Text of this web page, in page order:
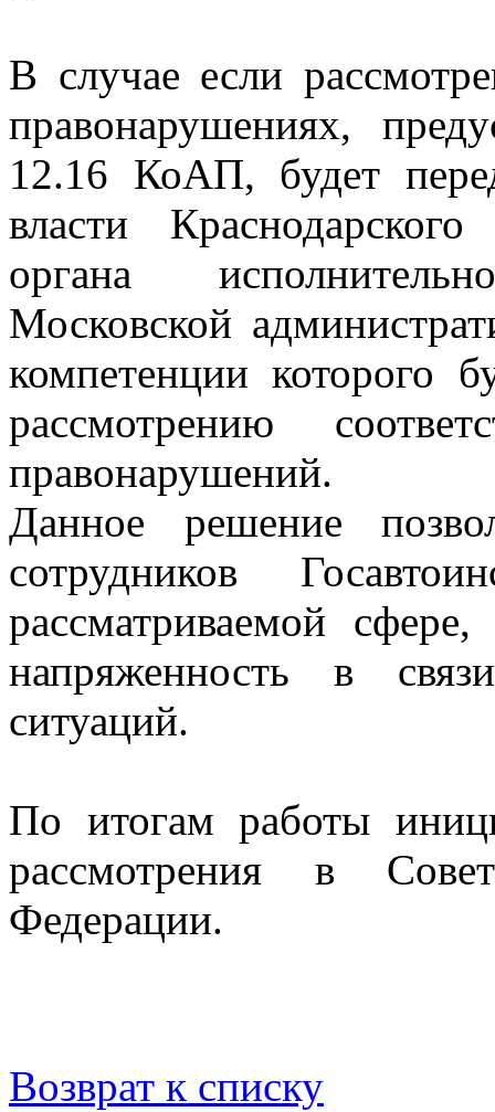
В случае если
правонарушениях,
12.16 КоАП, будет
власти
органа
Московской
компетенции которого
рассмотрению
правонарушений.
Данное решение
сотрудников
рассматриваемой
напряженность в
ситуаций.
По итогам работы
рассмотрения в
Федерации.
Возврат к списку